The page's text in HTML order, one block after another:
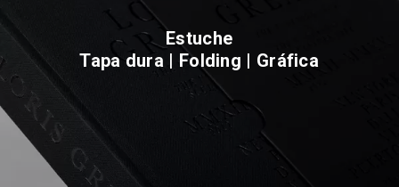
Estuche
Tapa dura | Folding | Gráfica